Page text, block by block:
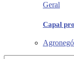
Geral
Capal